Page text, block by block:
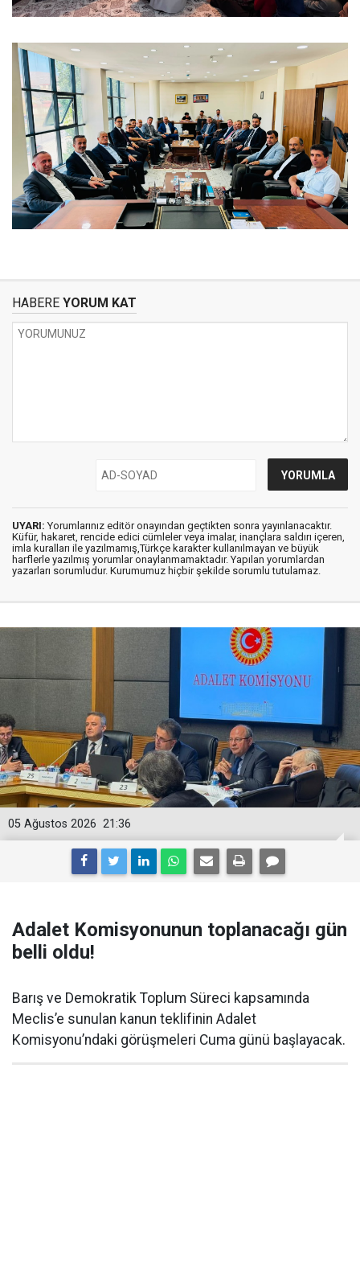
HABERE YORUM KAT
UYARI: Yorumlarınız editör onayından geçtikten sonra yayınlanacaktır.
Küfür, hakaret, rencide edici cümleler veya imalar, inançlara saldırı içeren,
imla kuralları ile yazılmamış,Türkçe karakter kullanılmayan ve büyük
harflerle yazılmış yorumlar onaylanmamaktadır. Yapılan yorumlardan
yazarları sorumludur. Kurumumuz hiçbir şekilde sorumlu tutulamaz.
21:36
05 Ağustos 2026
Adalet Komisyonunun toplanacağı gün
belli oldu!
Barış ve Demokratik Toplum Süreci kapsamında
Meclis’e sunulan kanun teklifinin Adalet
Komisyonu’ndaki görüşmeleri Cuma günü başlayacak.